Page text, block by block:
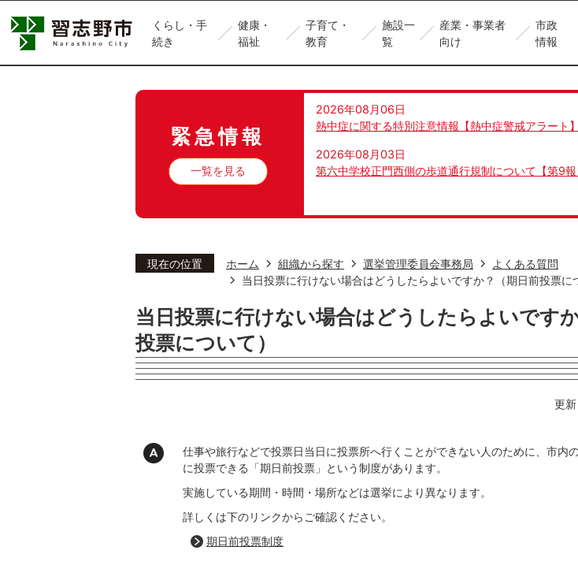
くらし・手
続き
健康・
福祉
子育て・
教育
施設一
覧
産業・事業者
向け
市政
情報
緊急情報
一覧を見る
2026年08月06日
熱中症に関する特別注意情報【熱中症警戒アラート】
2026年08月03日
第六中学校正門西側の歩道通行規制について【第9報
現在の位置 ホーム 組織から探す 選挙管理委員会事務局
よくある質問
当日投票に行けない場合はどうしたらよいですか？（期日前投票に
当日投票に行けない場合はどうしたらよいです
投票について）
更
仕事や旅行などで投票日当日に投票所へ行くことができない人のために、市内
に投票できる「期日前投票」という制度があります。
実施している期間・時間・場所などは選挙により異なります。
詳しくは下のリンクからご確認ください。
期日前投票制度